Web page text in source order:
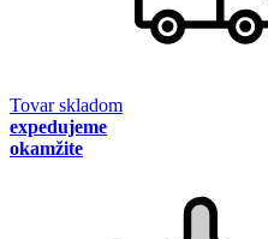
Tovar skladom
expedujeme
okamžite